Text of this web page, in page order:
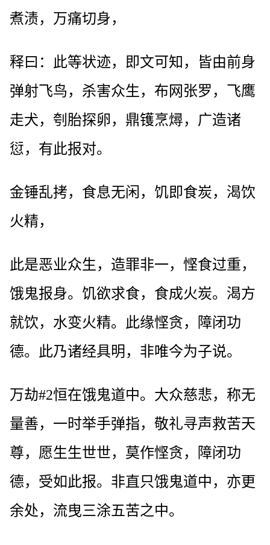
煮渍，万痛切身，
释曰：此等状迹，即文可知，皆由前身
弹射飞鸟，杀害众生，布网张罗，飞鹰
走犬，刳胎探卵，鼎镬烹燖，广造诸
愆，有此报对。
金锤乱拷，食息无闲，饥即食炭，渴饮
火精，
此是恶业众生，造罪非一，悭食过重，
饿鬼报身。饥欲求食，食成火炭。渴方
就饮，水变火精。此缘悭贪，障闭功
德。此乃诸经具明，非唯今为子说。
万劫#2恒在饿鬼道中。大众慈悲，称无
量善，一时举手弹指，敬礼寻声救苦天
尊，愿生生世世，莫作悭贪，障闭功
德，受如此报。非直只饿鬼道中，亦更
余处，流曳三涂五苦之中。